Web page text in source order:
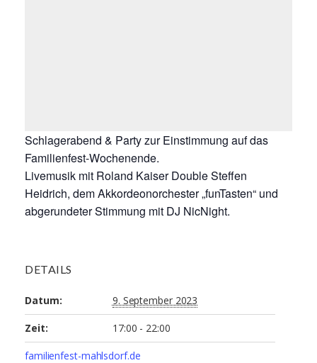
Schlagerabend & Party zur Einstimmung auf das
Familienfest-Wochenende.
Livemusik mit Roland Kaiser Double Steffen
Heidrich, dem Akkordeonorchester „funTasten“ und
abgerundeter Stimmung mit DJ NicNight.
DETAILS
Datum: 9. September 2023
Zeit: 17:00 - 22:00
familienfest-mahlsdorf.de